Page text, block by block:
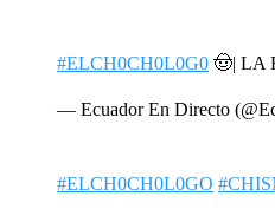
#ELCH0CH0L0G0 🤠| LA
— Ecuador En Directo
#ELCH0CH0L0GO